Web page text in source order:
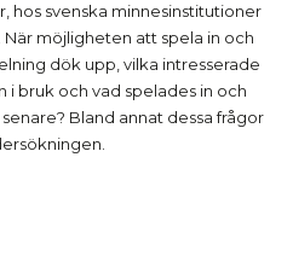
hos svenska minnesinstitutioner
möjligheten att spela in och
dök upp, vilka intresserade
i bruk och vad spelades in och
Bland annat dessa frågor